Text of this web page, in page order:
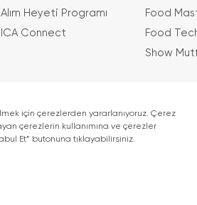
Alım Heyeti Programı
ICA Connect
Food
Food
Show